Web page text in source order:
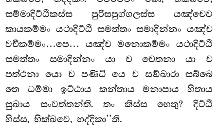
සම්මාදිට්ඨිකස්ස පුරිසපුග්ගලස්ස යඤ්චෙව
කායකම්මං යථාදිට්ඨි සමත්තං සමාදින්නං යඤ්ච
වචීකම්මං…පෙ… යඤ්ච මනොකම්මං යථාදිට්ඨි
සමත්තං සමාදින්නං යා ච චෙතනා යා ච
පත්ථනා යො ච පණිධි යෙ ච සඞ්ඛාරා සබ්බෙ
තෙ ධම්මා ඉට්ඨාය කන්තාය මනාපාය හිතාය
සුඛාය සංවත්තන්ති. තං කිස්ස හෙතු? දිට්ඨි
හිස්ස, භික්ඛවෙ, භද්දිකා’’ති.